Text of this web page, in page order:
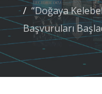
“Doğaya
Başvuruları